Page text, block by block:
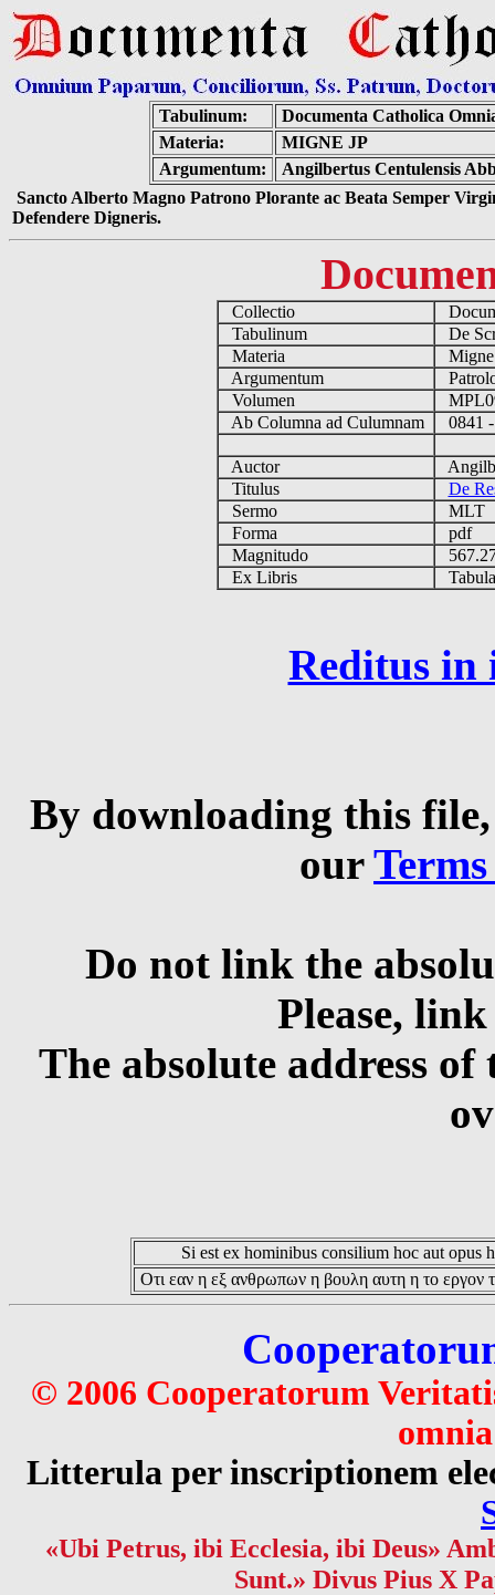
Tabulinum:
Documenta Catholica
Materia:
MIGNE JP
Argumentum:
Angilbertus Centulensis
Sancto Alberto Magno Patrono Plorante ac Beata Semper
Defendere Digneris.
Collectio
Tabulinum
De
Materia
Argumentum
Volumen
Ab Columna ad Culumnam
0841
Auctor
Titulus
De
Sermo
MLT
Forma
pdf
Magnitudo
Ex Libris
Reditus in
By downloading this
our
Do not link the
Please,
The absolute address
Si est ex hominibus consilium hoc aut opus
Οτι εαν η εξ ανθρωπων η βουλη αυτη η το εργον
© 2006 Cooperatorum
Litterula per inscriptionem
«Ubi Petrus, ibi Ecclesia, ibi Deus»
Sunt.» Divus Pius X